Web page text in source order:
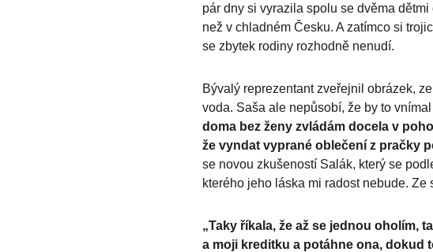
pár dny si vyrazila spolu se dvěma
než v chladném Česku. A zatímco si
se zbytek rodiny rozhodně nenudí.
Bývalý reprezentant zveřejnil obrázek,
voda. Saša ale nepůsobí, že by to
doma bez ženy zvládám docela v
že vyndat vyprané oblečení z pračky
se novou zkušeností Salák, který se
kterého jeho láska mi radost nebude.
„Taky říkala, že až se jednou oholím,
a moji kreditku a potáhne ona, dokud